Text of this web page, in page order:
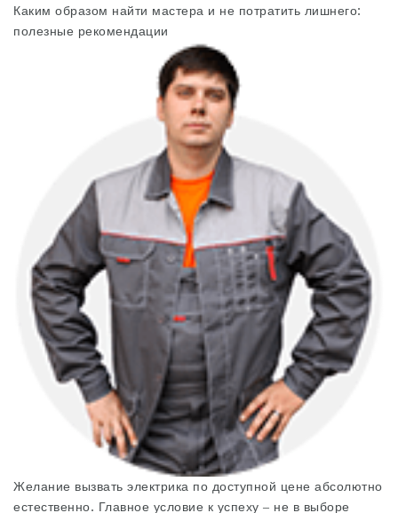
Каким образом найти мастера и не потратить лишнего:
полезные рекомендации
Желание вызвать электрика по доступной цене абсолютно
естественно. Главное условие к успеху – не в выборе